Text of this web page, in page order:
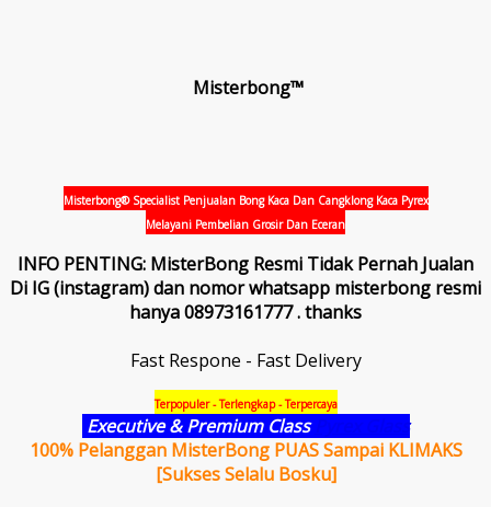
Misterbong™
Misterbong® Specialist Penjualan Bong Kaca Dan Cangklong Kaca Pyrex
Melayani Pembelian Grosir Dan Eceran
INFO PENTING: MisterBong Resmi Tidak Pernah Jualan
Di IG (instagram) dan nomor whatsapp misterbong resmi
hanya 08973161777 . thanks
Fast Respone - Fast Delivery
Terpopuler - Terlengkap - Terpercaya
Executive & Premium Class
100% Pelanggan MisterBong PUAS Sampai KLIMAKS
[Sukses Selalu Bosku]